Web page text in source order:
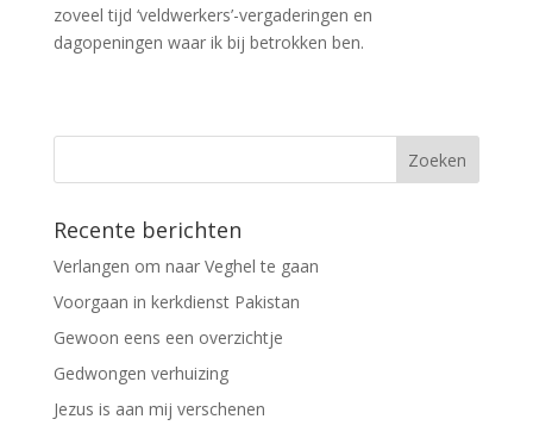
zoveel tijd ‘veldwerkers’-vergaderingen en
dagopeningen waar ik bij betrokken ben.
Recente berichten
Verlangen om naar Veghel te gaan
Voorgaan in kerkdienst Pakistan
Gewoon eens een overzichtje
Gedwongen verhuizing
Jezus is aan mij verschenen